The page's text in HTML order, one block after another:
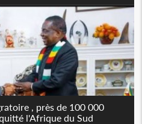
, près de 100 000
l'Afrique du Sud